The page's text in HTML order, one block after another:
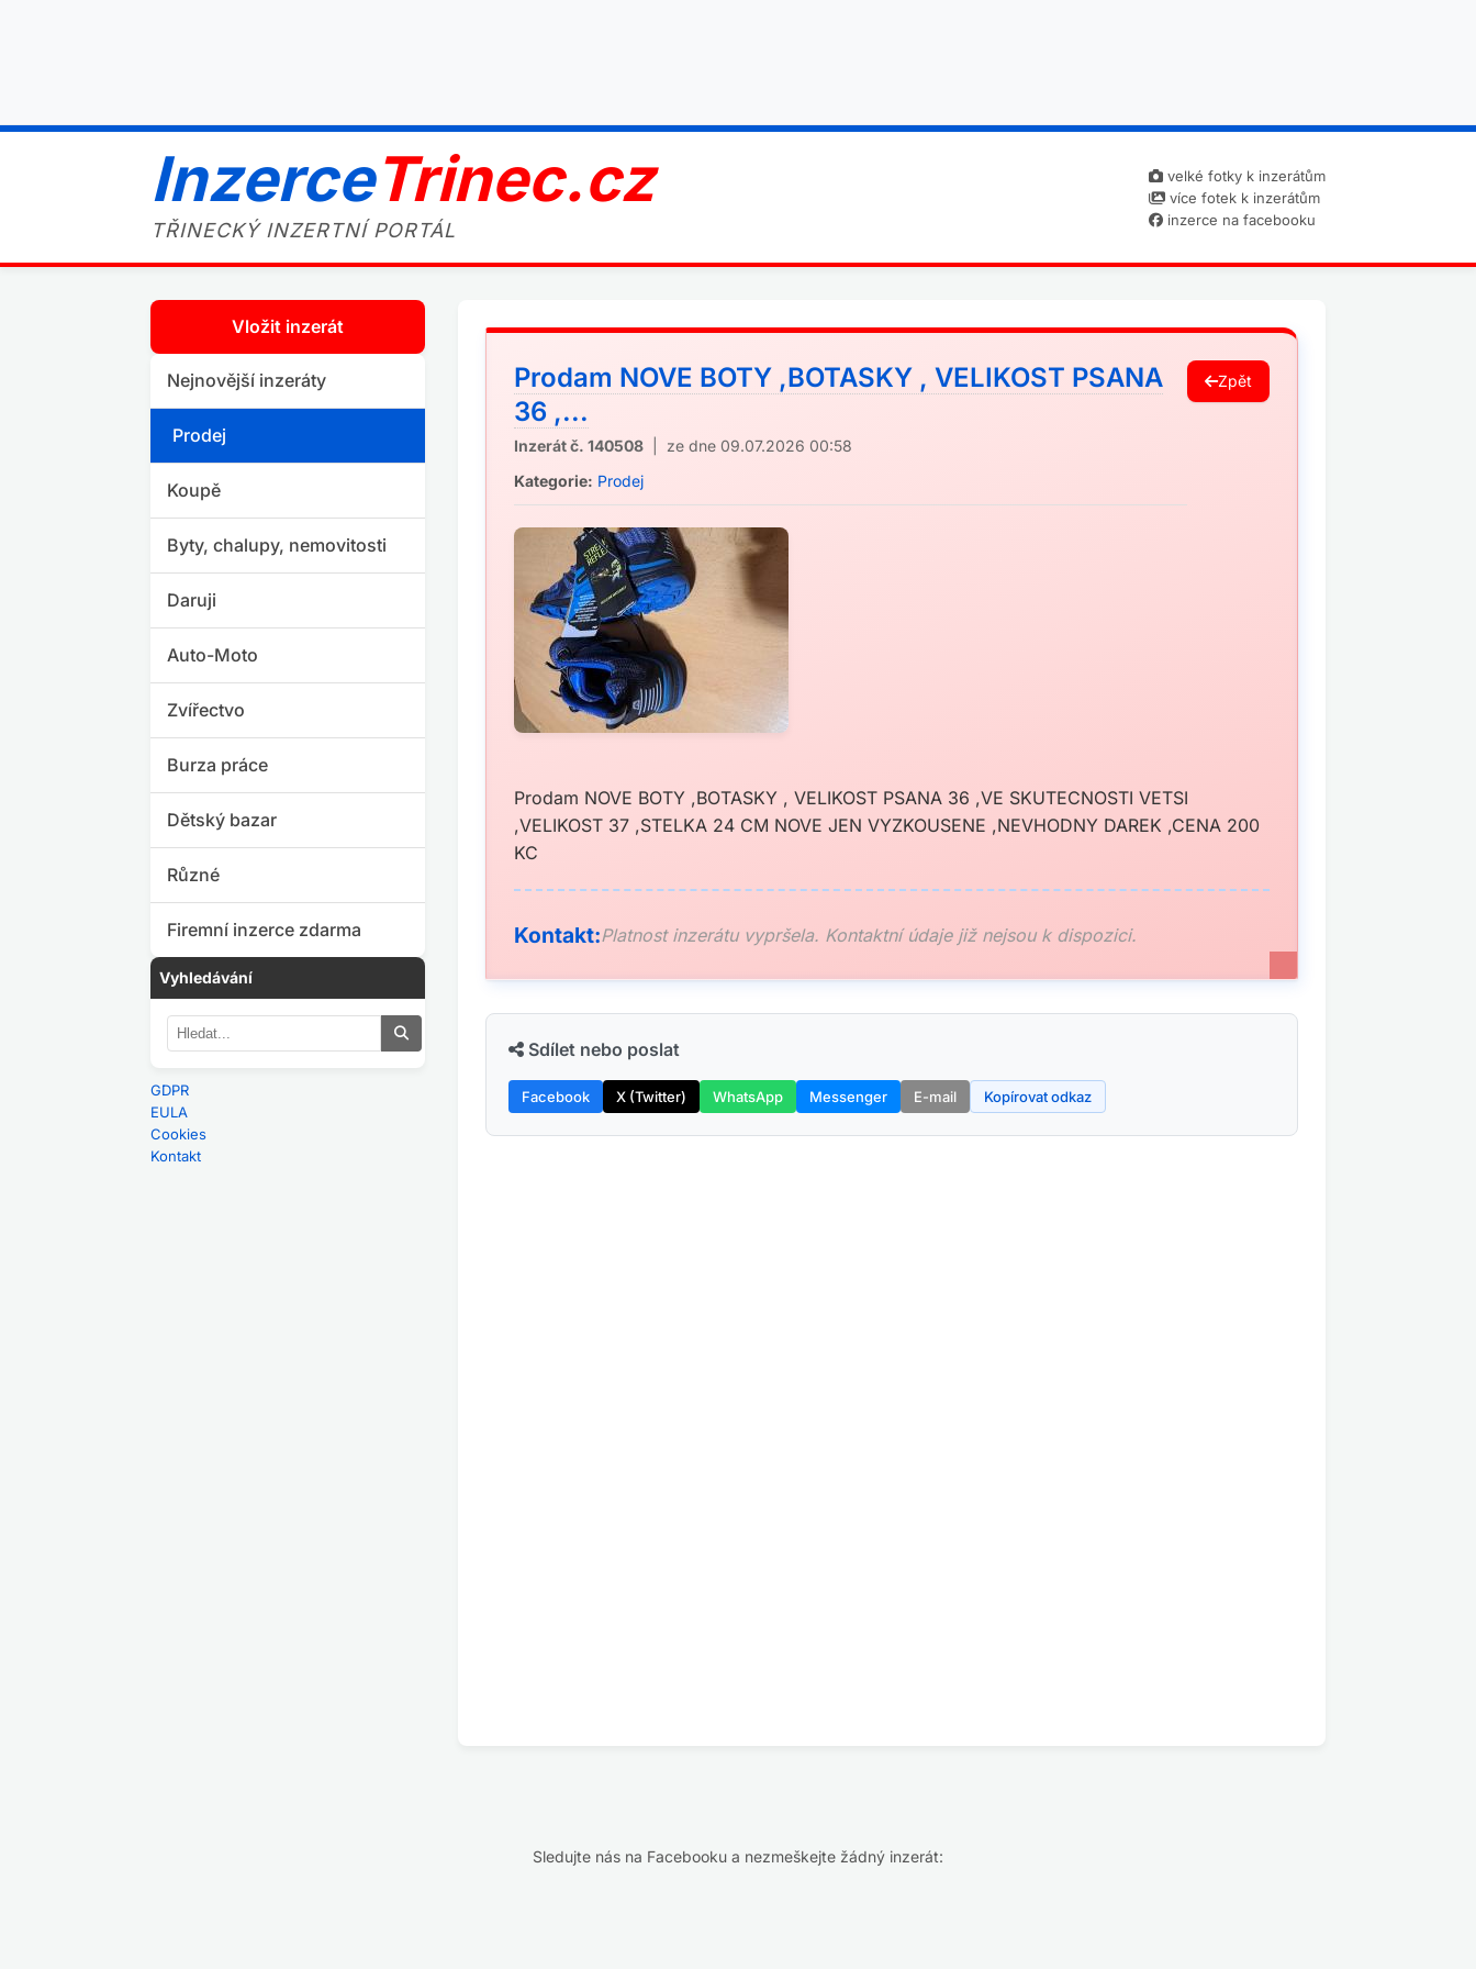
InzerceTrinec.cz
TŘINECKÝ INZERTNÍ PORTÁL
velké fotky k inzerátům
více fotek k inzerátům
inzerce na facebooku
Vložit inzerát
Nejnovější inzeráty
Prodej
Koupě
Byty, chalupy, nemovitosti
Daruji
Auto-Moto
Zvířectvo
Burza práce
Dětský bazar
Různé
Firemní inzerce zdarma
Vyhledávání
GDPR
EULA
Cookies
Kontakt
Prodam NOVE BOTY ,BOTASKY , VELIKOST PSANA
36 ,...
Inzerát č. 140508 | ze dne 09.07.2026 00:58
Kategorie: Prodej
Zpět
Prodam NOVE BOTY ,BOTASKY , VELIKOST PSANA 36 ,VE SKUTECNOSTI VETSI
,VELIKOST 37 ,STELKA 24 CM NOVE JEN VYZKOUSENE ,NEVHODNY DAREK ,CENA 200
KC
Kontakt:Platnost inzerátu vypršela. Kontaktní údaje již nejsou k dispozici.
Sdílet nebo poslat
Facebook X (Twitter) WhatsApp Messenger E-mail Kopírovat odkaz
Sledujte nás na Facebooku a nezmeškejte žádný inzerát: